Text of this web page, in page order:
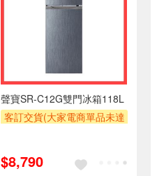
聲寶SR-C12G雙門冰箱118L
客訂交貨(大家電商單品未達
專人聯絡報價為主)
$8,790